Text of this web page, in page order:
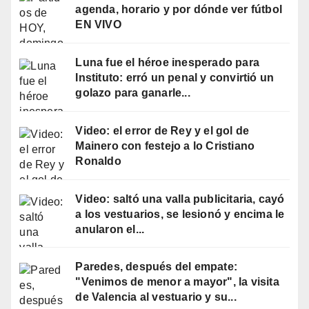
agenda, horario y por dónde ver fútbol
EN VIVO
Luna fue el héroe inesperado para
Instituto: erró un penal y convirtió un
golazo para ganarle...
Video: el error de Rey y el gol de
Mainero con festejo a lo Cristiano
Ronaldo
Video: saltó una valla publicitaria, cayó
a los vestuarios, se lesionó y encima le
anularon el...
Paredes, después del empate:
"Venimos de menor a mayor", la visita
de Valencia al vestuario y su...